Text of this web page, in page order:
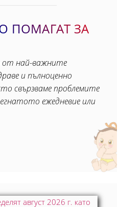
ПОМАГАТ ЗА
от най-важните
и пълноценно
свързваме проблемите
ежедневие или